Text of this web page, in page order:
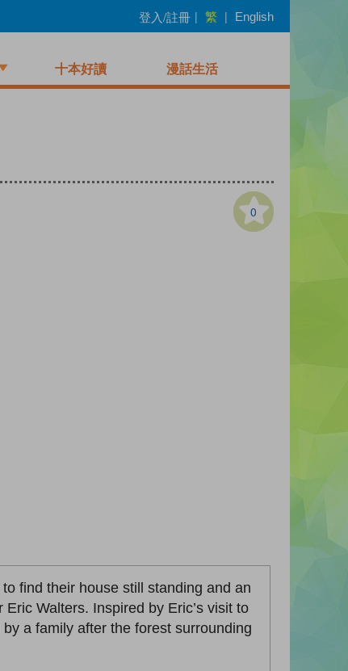
登入/註冊 | 繁 | English
十本好讀 漫話生活
0
find their house still standing and an
Walters. Inspired by Eric’s visit to
a family after the forest surrounding